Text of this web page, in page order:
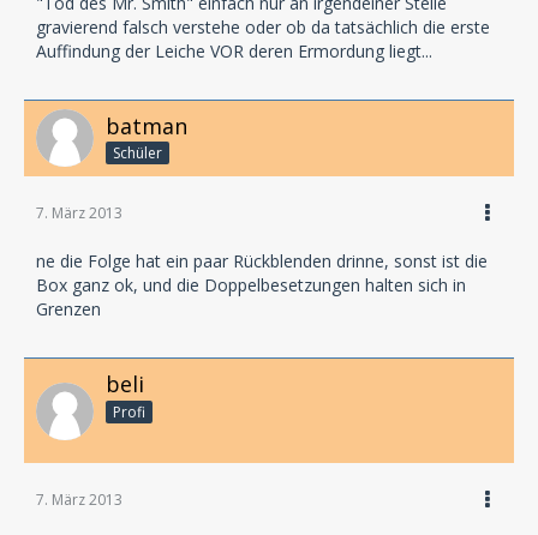
gravierend falsch verstehe oder ob da tatsächlich die erste
Auffindung der Leiche VOR deren Ermordung liegt...
batman
Schüler
7. März 2013
ne die Folge hat ein paar Rückblenden drinne, sonst ist die
Box ganz ok, und die Doppelbesetzungen halten sich in
Grenzen
beli
Profi
7. März 2013